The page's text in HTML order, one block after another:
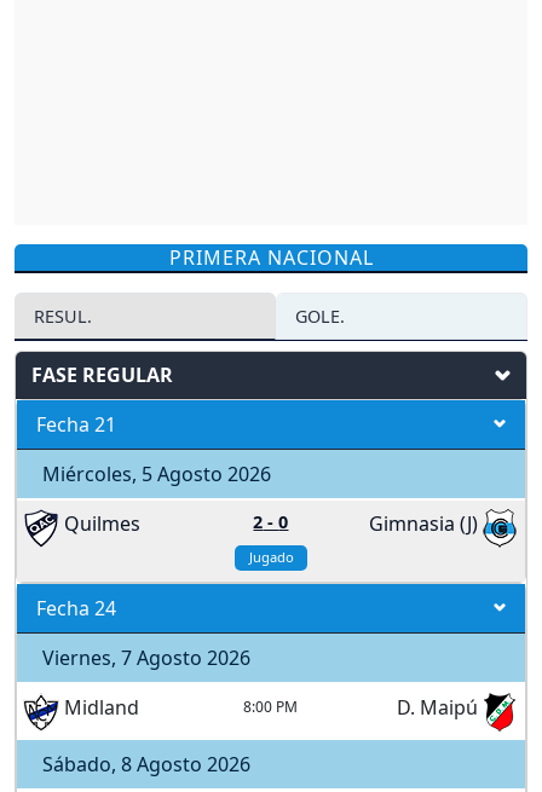
PRIMERA NACIONAL
RESUL. GOLE.
FASE REGULAR
Fecha 21
Miércoles, 5 Agosto 2026
Quilmes
2 -0 Gimnasia (J)
Jugado
Fecha 24
Viernes, 7 Agosto 2026
Midland
8:00 PM D. Maipú
Sábado, 8 Agosto 2026